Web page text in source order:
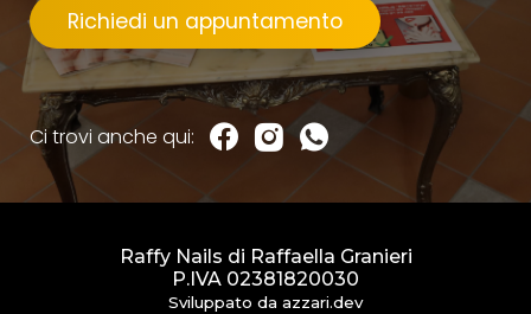
Richiedi un appuntamento
Ci trovi anche qui:
Raffy Nails di Raffaella Granieri
P.IVA 02381820030
Sviluppato da azzari.dev